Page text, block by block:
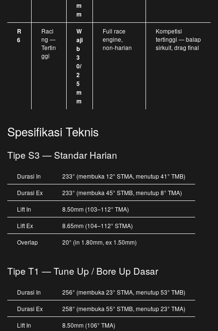
m
m
R
6
Raci
ng —
Tertin
ggi
W
aji
b
3
0/
2
5
m
m
Full race
engine,
non-harian
Kompetisi
tertinggi — balap
sirkuit, drag final
Spesifikasi Teknis
Tipe S3 — Standar Harian
Durasi In
233° (membuka 12° STMA, menutup 41° TMB)
Durasi Ex
233° (membuka 45° STMB, menutup 8° TMA)
Lift In
8.50mm (103–112° TMA)
Lift Ex
8.65mm (104–112° STMA)
Overlap
20° (in 1.80mm, ex 1.50mm)
Tipe T1 — Tune Up / Bore Up Dasar
Durasi In
256° (membuka 23° STMA, menutup 53° TMB)
Durasi Ex
258° (membuka 55° STMB, menutup 23° TMA)
Lift In
8.50mm (106° TMA)